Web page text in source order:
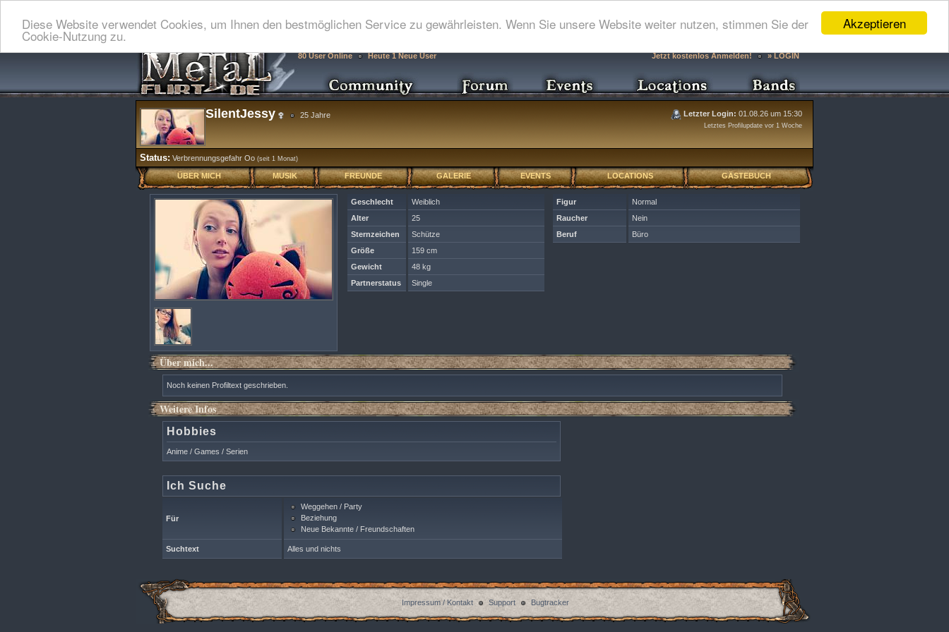
Akzeptieren
Diese Website verwendet Cookies, um Ihnen den bestmöglichen Service zu gewährleisten. Wenn Sie unsere Website weiter nutzen, stimmen Sie der
Cookie-Nutzung zu.
80 User Online Heute 1 Neue User Jetzt kostenlos Anmelden! » LOGIN
SilentJessy 25 Jahre Letzter Login: 01.08.26 um 15:30
Letztes Profilupdate vor 1 Woche
Status: Verbrennungsgefahr Oo (seit 1 Monat)
ÜBER MICH MUSIK FREUNDE GALERIE EVENTS LOCATIONS GÄSTEBUCH
Figur
Normal
Raucher
Nein
Beruf
Büro
Geschlecht
Weiblich
Alter
25
Sternzeichen
Schütze
Größe
159 cm
Gewicht
48 kg
Partnerstatus
Single
Über mich...
Noch keinen Profiltext geschrieben.
Weitere Infos
Hobbies
Anime / Games / Serien
Ich Suche
Für
Weggehen / Party
Beziehung
Neue Bekannte / Freundschaften
Suchtext Alles und nichts
Impressum / Kontakt Support Bugtracker